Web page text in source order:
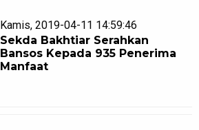
Kamis, 2019-04-11 14:59:46
Sekda Bakhtiar Serahkan
Bansos Kepada 935 Penerima
Manfaat